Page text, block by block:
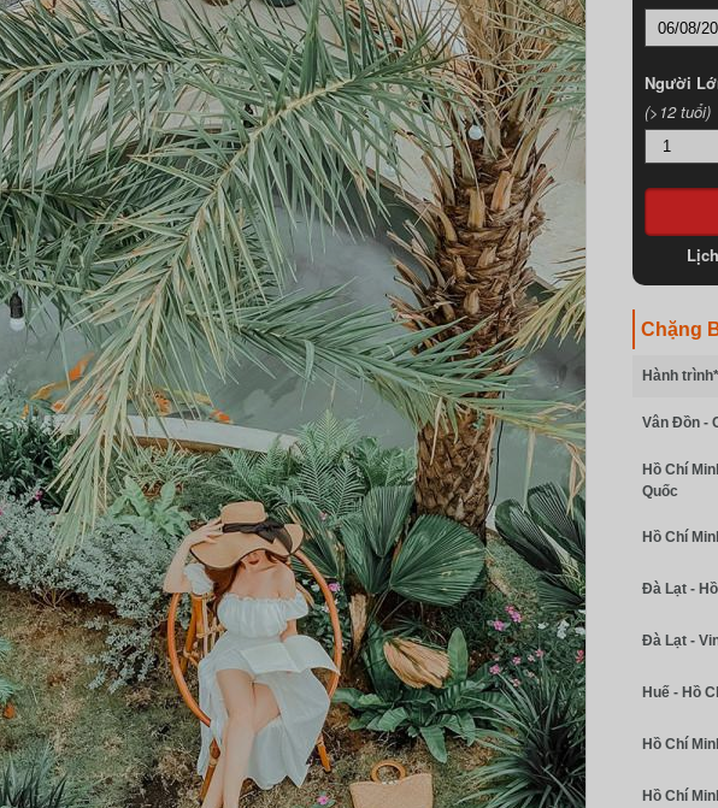
Người
(>12 tuổi)
Chặng
Hành trình*
Vân Đồn -
Hồ Chí
Quốc
Hồ Chí
Đà Lạt -
Đà Lạt -
Huế - Hồ
Hồ Chí
Hồ Chí